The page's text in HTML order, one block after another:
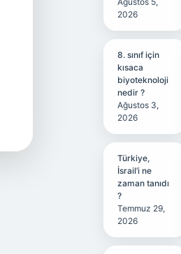
2026
8. sınıf için
kısaca
biyoteknoloji
nedir ?
Ağustos 3,
2026
Türkiye,
İsrail’i ne
zaman tanıdı
?
Temmuz 29,
2026